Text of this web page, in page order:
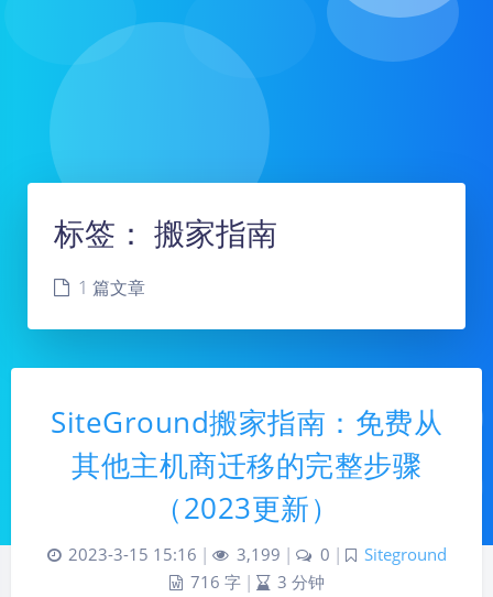
标签： 搬家指南
1 篇文章
SiteGround搬家指南：免费从
其他主机商迁移的完整步骤
（2023更新）
2023-3-15 15:16 | 3,199 | 0 |
Siteground
716 字 | 3 分钟